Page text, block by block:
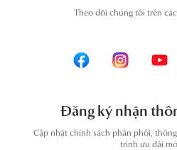
Theo dõi chúng tôi trên
Đăng ký nhận
Cập nhật chính sách phân phối,
trình ưu đãi